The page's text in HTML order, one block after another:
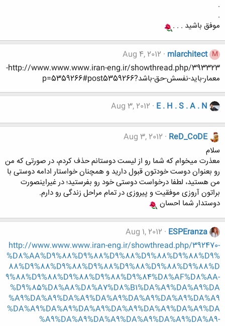
.
.
موفق باشید . . .
M
mlarchitect
Aug 4, 2012
http://www.www.www.iran-eng.ir/showthread.php/393323-
معمار-باید-نفسش-حق-باشد?p=5359266#post5359266
E . H . S . A . N
Aug 3, 2012
ReD_CoDE
Aug 3, 2012
سلام
معذرت میخوام که شما رو از لیست دوستانم حذف کردم، در صورتی که من
رو بعنوان دوست خودتون قبول دارید و همچنان خواستار ادامه دوستی با
من هستید، لطفا درخواست دوستی خود رو بفرستید؛ در غیراینصورت
براتون آروزی موفقیت و پیروزی در تمام مراحل زندگی رو دارم.
دوستدار شما احسان
ESPEranza
Aug 1, 2012
http://www.www.www.iran-eng.ir/showthread.php/392470-
%D8%AA%D9%88%D9%88%D9%88%D9%88%D9%88%D9%
88%D9%88%D9%88%D9%88%D9%88%D9%88%D9%88%D
9%88%D9%88%D9%88%D9%88%D9%84%D8%AF%D8%AA-
%D9%85%D8%A8%D8%A7%D8%B1%DA%A9%DA%A9%DA
%A9%DA%A9%DA%A9%DA%A9%DA%A9%DA%A9%DA%A9
%DA%A9%DA%A9%DA%A9%DA%A9%DA%A9%DA%A9%DA
%A9%DA%A9%DA%A9%DA%A9%DA%A9%DA%A9-